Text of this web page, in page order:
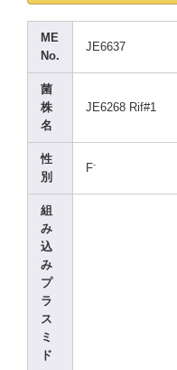
ME
No.
JE6637
菌
株
名
JE6268 Rif#1
性
別
F-
組
み
込
み
プ
ラ
ス
ミ
ド